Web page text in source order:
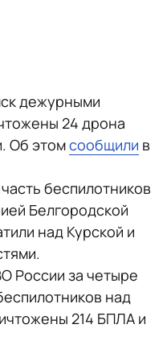
дежурными
24 дрона
Об этомсообщили в
беспилотников
Белгородской
над Курской и
России за четыре
над
214 БПЛА и